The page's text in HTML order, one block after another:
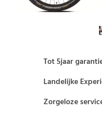
Tot 5jaar
Landelijke
Zorgeloze